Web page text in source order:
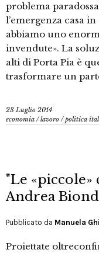
problema
l’emergenza casa
abbiamo uno
invendute». La
alti di Porta Pia è
trasformare un
23 Luglio 2014
economia /lavoro /politica
"Le «piccole»
Andrea
Pubblicato da Manuela
Proiettate